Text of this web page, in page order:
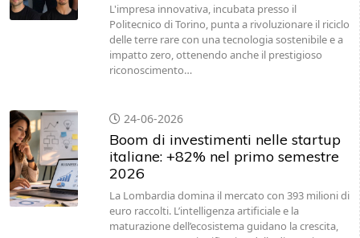
L'impresa innovativa, incubata presso il
Politecnico di Torino, punta a rivoluzionare il riciclo
delle terre rare con una tecnologia sostenibile e a
impatto zero, ottenendo anche il prestigioso
riconoscimento…
24-06-2026
Boom di investimenti nelle startup
italiane: +82% nel primo semestre
2026
La Lombardia domina il mercato con 393 milioni di
euro raccolti. L’intelligenza artificiale e la
maturazione dell’ecosistema guidano la crescita,